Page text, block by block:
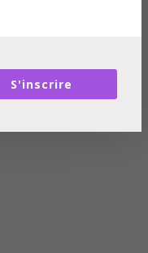
S'inscrire